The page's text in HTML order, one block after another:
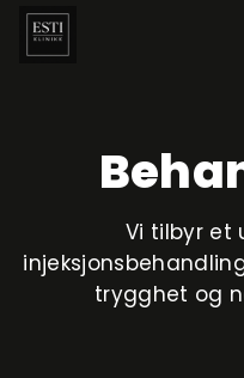
Vi tilbyr et
trygghet og